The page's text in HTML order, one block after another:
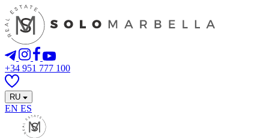
+34 951 777 100
RU
EN ES